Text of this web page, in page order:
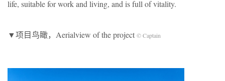
life, suitable for work and living, and is full of vitality.
▼项目鸟瞰，Aerialview of the project © Captain